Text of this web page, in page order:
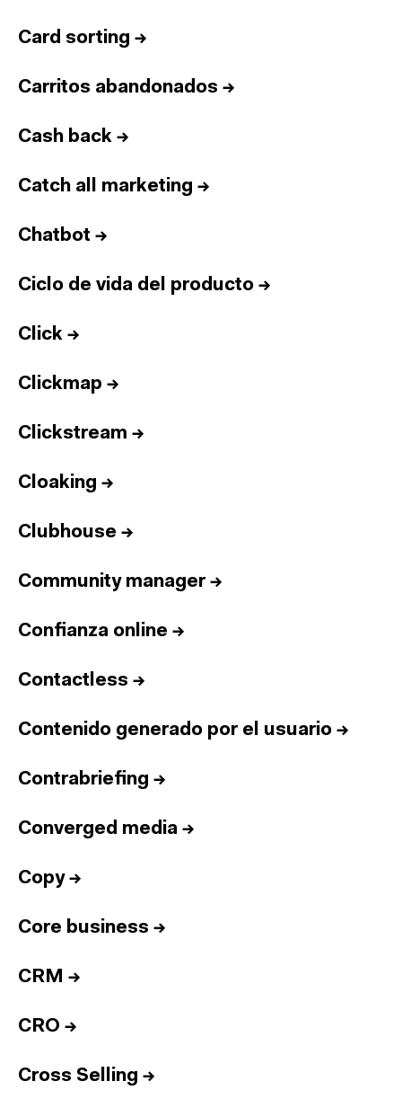
Card sorting →
Carritos abandonados →
Cash back →
Catch all marketing →
Chatbot →
Ciclo de vida del producto →
Click →
Clickmap →
Clickstream →
Cloaking →
Clubhouse →
Community manager→
Confianza online →
Contactless →
Contenido generado por el usuario →
Contrabriefing →
Converged media →
Copy→
Core business →
CRM →
CRO →
Cross Selling →